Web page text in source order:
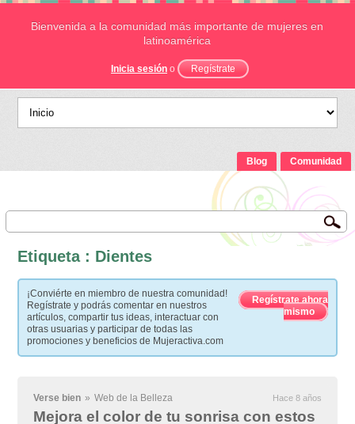
Bienvenida a la comunidad más importante de mujeres en
latinoamérica
Inicia sesión o Regístrate
Blog Comunidad
Etiqueta : Dientes
¡Conviérte en miembro de nuestra comunidad!
Regístrate y podrás comentar en nuestros
artículos, compartir tus ideas, interactuar con
otras usuarias y participar de todas las
promociones y beneficios de Mujeractiva.com
Regístrate ahora
mismo
Verse bien » Web de la Belleza Hace 8 años
Mejora el color de tu sonrisa con estos